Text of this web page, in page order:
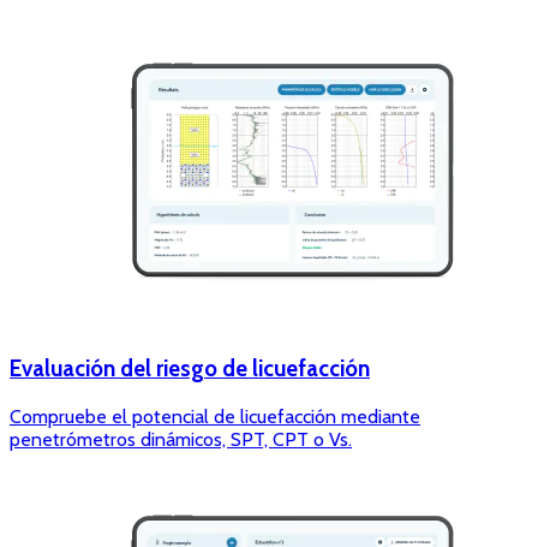
Evaluación del riesgo de licuefacción
Compruebe el potencial de licuefacción mediante
penetrómetros dinámicos, SPT, CPT o Vs.